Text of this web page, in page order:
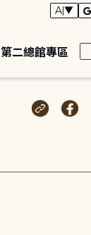
第二總館專區